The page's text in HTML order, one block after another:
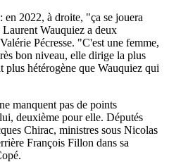
en 2022, à droite, "ça se jouera
Wauquiez a deux
Pécresse. "C'est une femme,
bon niveau, elle dirige la plus
plus hétérogène que Wauquiez qui
manquent pas de points
deuxième pour elle. Députés
Chirac, ministres sous Nicolas
François Fillon dans sa